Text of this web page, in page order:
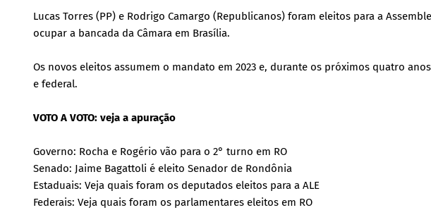
Lucas Torres (PP) e Rodrigo Camargo (Republicanos) foram eleitos para a
ocupar a bancada da Câmara em Brasília.
Os novos eleitos assumem o mandato em 2023 e, durante os próximos quatro
e federal.
VOTO A VOTO: veja a apuração
Governo: Rocha e Rogério vão para o 2° turno em RO
Senado: Jaime Bagattoli é eleito Senador de Rondônia
Estaduais: Veja quais foram os deputados eleitos para a ALE
Federais: Veja quais foram os parlamentares eleitos em RO